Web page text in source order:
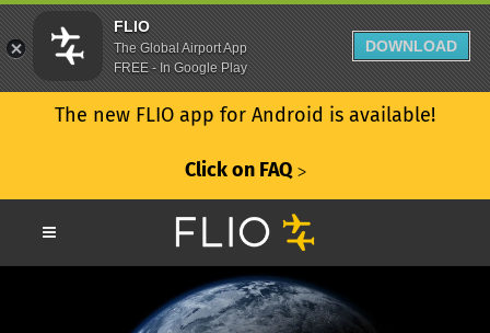
The new FLIO app for Android is available!
Click on FAQ ᐳ
FLIO
The Global Airport App
FREE - In Google Play
DOWNLOAD